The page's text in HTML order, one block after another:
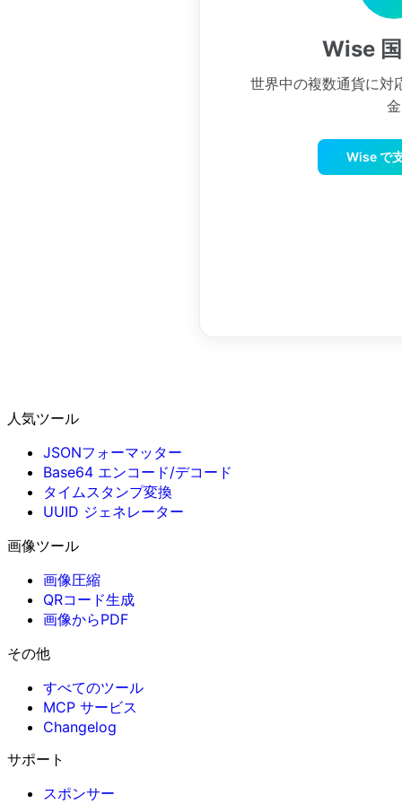
Wise
世界中の複数通貨に対
金
Wise で
人気ツール
JSONフォーマッター
Base64 エンコード/デコード
タイムスタンプ変換
UUID ジェネレーター
画像ツール
画像圧縮
QRコード生成
画像からPDF
その他
すべてのツール
MCP サービス
Changelog
サポート
スポンサー